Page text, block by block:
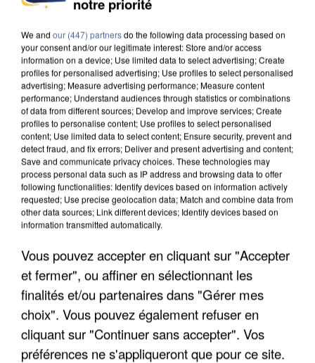
DE FAUNE SAUVAGE SONT...
notre priorité
We and our (447) partnersdo the following data processing based on
your consent and/or our legitimate interest: Store and/or access
information on a device; Use limited data to select advertising; Create
profiles for personalised advertising; Use profiles to select personalised
advertising; Measure advertising performance; Measure content
performance; Understand audiences through statistics or combinations
of data from different sources; Develop and improve services; Create
profiles to personalise content; Use profiles to select personalised
content; Use limited data to select content; Ensure security, prevent and
detect fraud, and fix errors; Deliver and present advertising and content;
Save and communicate privacy choices. These technologies may
process personal data such as IP address and browsing data to offer
following functionalities: Identify devices based on information actively
requested; Use precise geolocation data; Match and combine data from
other data sources; Link different devices; Identify devices based on
information transmitted automatically.
Vous pouvez accepter en cliquant sur "Accepter
et fermer", ou affiner en sélectionnant les
finalités et/ou partenaires dans "Gérer mes
choix". Vous pouvez également refuser en
cliquant sur "Continuer sans accepter". Vos
préférences ne s'appliqueront que pour ce site.